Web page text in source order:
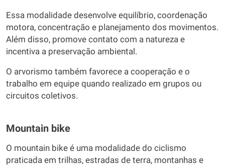
Essa modalidade desenvolve equilíbrio, coordenação
motora, concentração e planejamento dos movimentos.
Além disso, promove contato com a natureza e
incentiva a preservação ambiental.
O arvorismo também favorece a cooperação e o
trabalho em equipe quando realizado em grupos ou
circuitos coletivos.
Mountain bike
O mountain bike é uma modalidade do ciclismo
praticada em trilhas, estradas de terra, montanhas e